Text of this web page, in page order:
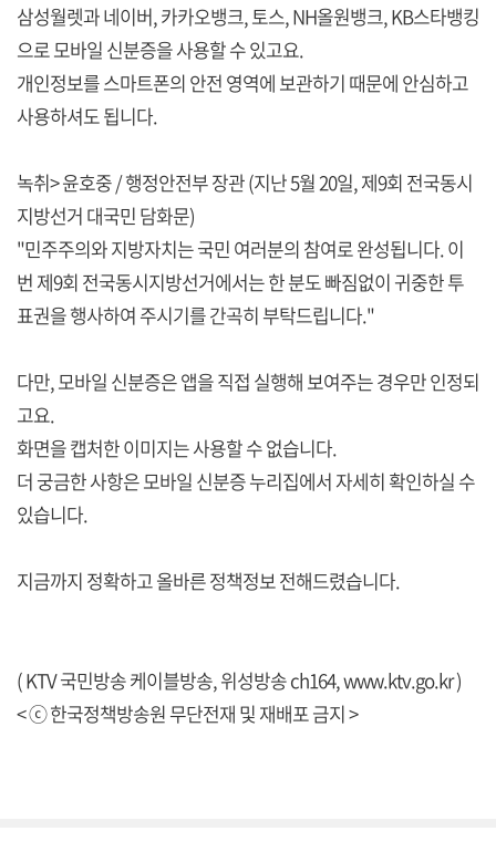
삼성월렛과 네이버, 카카오뱅크, 토스, NH올원뱅크, KB스타뱅킹
으로 모바일 신분증을 사용할 수 있고요.
개인정보를 스마트폰의 안전 영역에 보관하기 때문에 안심하고
사용하셔도 됩니다.
녹취> 윤호중 / 행정안전부 장관 (지난 5월 20일, 제9회 전국동시
지방선거 대국민 담화문)
"민주주의와 지방자치는 국민 여러분의 참여로 완성됩니다. 이
번 제9회 전국동시지방선거에서는 한 분도 빠짐없이 귀중한 투
표권을 행사하여 주시기를 간곡히 부탁드립니다."
다만, 모바일 신분증은 앱을 직접 실행해 보여주는 경우만 인정되
고요.
화면을 캡처한 이미지는 사용할 수 없습니다.
더 궁금한 사항은 모바일 신분증 누리집에서 자세히 확인하실 수
있습니다.
지금까지 정확하고 올바른 정책정보 전해드렸습니다.
( KTV 국민방송 케이블방송, 위성방송 ch164,www.ktv.go.kr)
< ⓒ 한국정책방송원 무단전재 및 재배포 금지 >